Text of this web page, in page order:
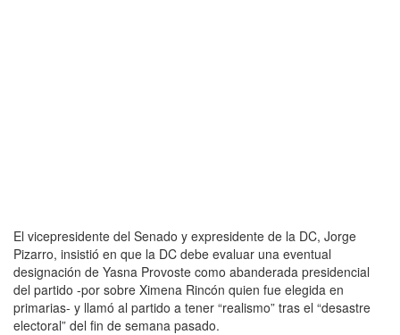
El vicepresidente del Senado y expresidente de la DC, Jorge
Pizarro, insistió en que la DC debe evaluar una eventual
designación de Yasna Provoste como abanderada presidencial
del partido -por sobre Ximena Rincón quien fue elegida en
primarias- y llamó al partido a tener “realismo” tras el “desastre
electoral” del fin de semana pasado.